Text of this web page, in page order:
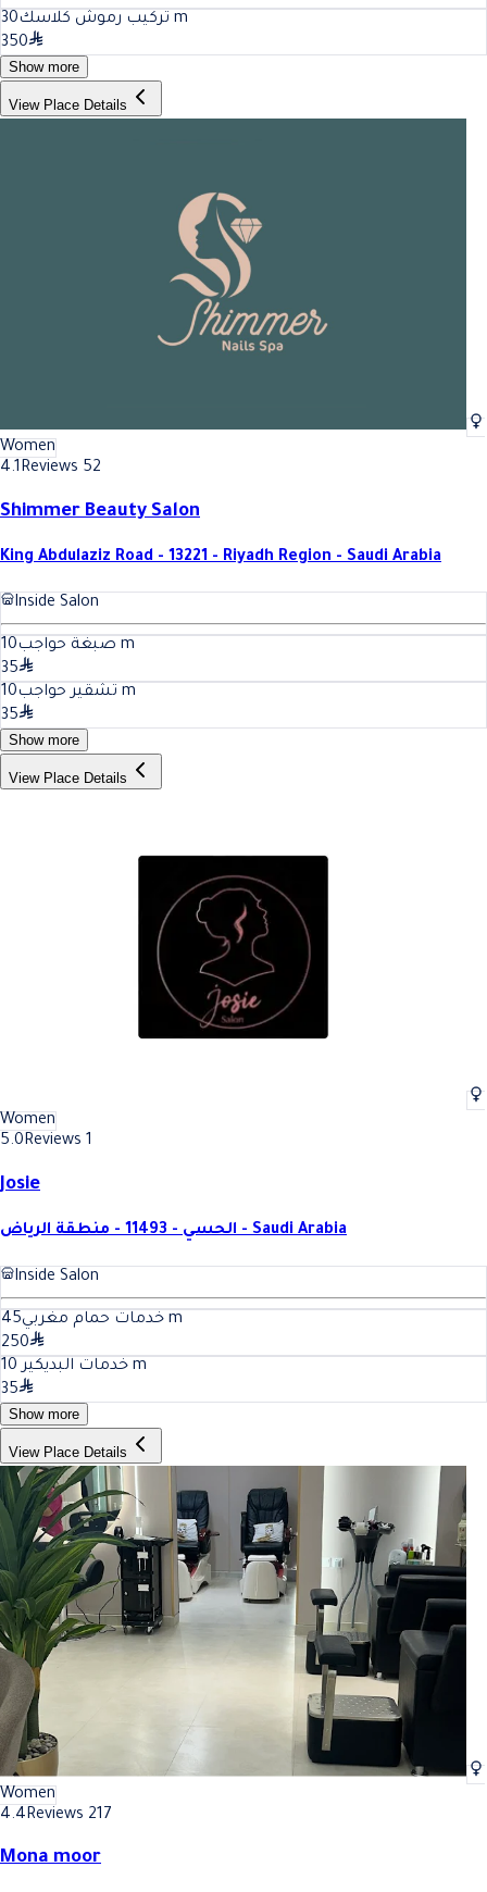
تركيب رموش كلاسك30
m
350
Show more
View Place Details
Women
4.1Reviews 52
Shimmer Beauty Salon
King Abdulaziz Road - 13221 - Riyadh Region - Saudi Arabia
Inside Salon
صبغة حواجب10
m
35
تشقير حواجب10
m
35
Show more
View Place Details
Women
5.0Reviews 1
Josie
الحسي - 11493 - منطقة الرياض - Saudi Arabia
Inside Salon
خدمات حمام مغربي45
m
250
خدمات البديكير 10
m
35
Show more
View Place Details
Women
4.4Reviews 217
Mona moor